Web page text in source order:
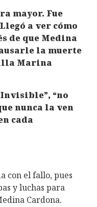
mayor. Fue
a ver cómo
de que Medina
la muerte
Marina
“no
nunca la ven
cada
con el fallo, pues
y luchas para
Cardona.